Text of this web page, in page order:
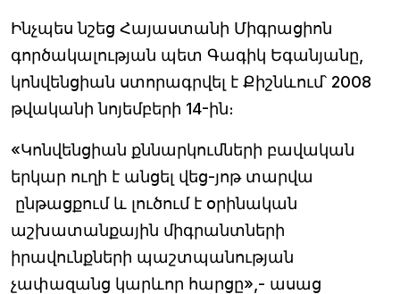
Ինչպես նշեց Հայաստանի Միգրացիոն
գործակալության պետ Գագիկ Եգանյանը,
կոնվենցիան ստորագրվել է Քիշնևում՝ 2008
թվականի նոյեմբերի 14-ին։
«Կոնվենցիան քննարկումների բավական
երկար ուղի է անցել վեց-յոթ տարվա
ընթացքում և լուծում է օրինական
աշխատանքային միգրանտների
իրավունքների պաշտպանության
չափազանց կարևոր հարցը»,- ասաց